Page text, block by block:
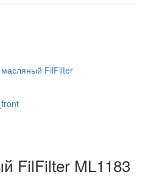
FilFilter ML1183